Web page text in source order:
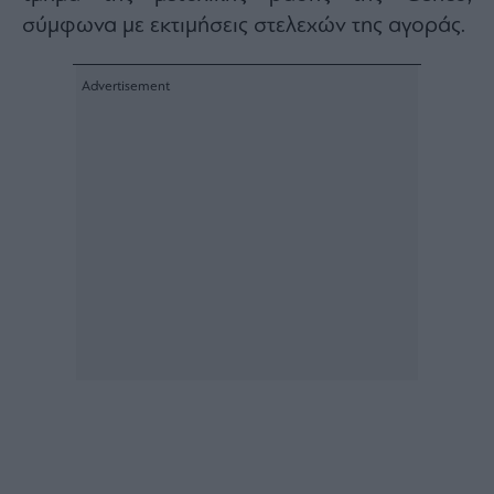
σύμφωνα με εκτιμήσεις στελεχών της αγοράς.